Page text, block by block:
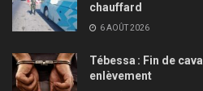
chauffard
6 AOÛT 2026
Tébessa : Fin de
enlèvement